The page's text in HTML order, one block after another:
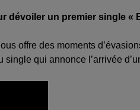
dévoiler un premier single «
offre des moments
single qui annonce l’arrivée